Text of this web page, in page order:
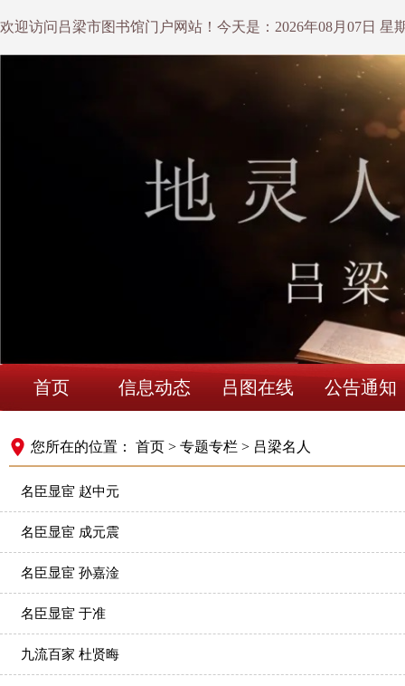
欢迎访问吕梁市图书馆门户网站！今天是： 2026年08月07日 星
首页 信息动态 吕图在线 公告通知
您所在的位置： 首页 > 专题专栏 > 吕梁名人
名臣显宦 ​​赵中元
名臣显宦 ​成元震
名臣显宦 ​​孙嘉淦
名臣显宦 ​于准
九流百家 杜贤晦